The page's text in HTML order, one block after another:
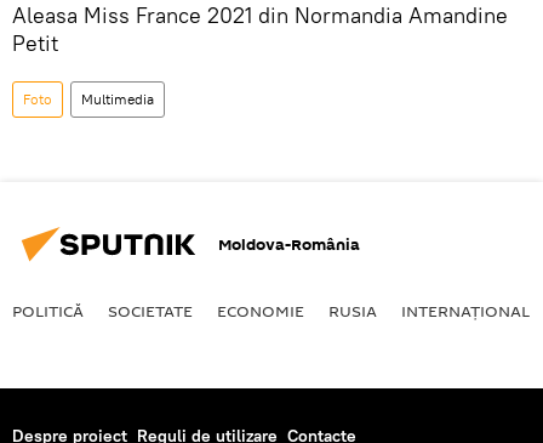
Aleasa Miss France 2021 din Normandia Amandine
Petit
Foto Multimedia
Moldova-România
POLITICĂ SOCIETATE ECONOMIE RUSIA INTERNAŢIONAL
Despre proiect Reguli de utilizare Contacte